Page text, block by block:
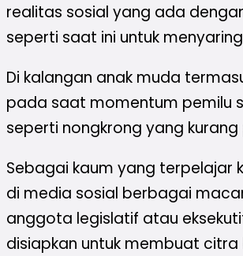
realitas sosial yang ada
seperti saat ini untuk
Di kalangan anak muda
pada saat momentum pemilu
seperti nongkrong yang
Sebagai kaum yang terpelajar
di media sosial berbagai
anggota legislatif atau
disiapkan untuk membuat